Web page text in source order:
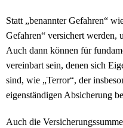
Statt „benannter Gefahren“
Gefahren“ versichert werden,
Auch dann können für
vereinbart sein, denen sich
sind, wie „Terror“, der
eigenständigen Absicherung
Auch die